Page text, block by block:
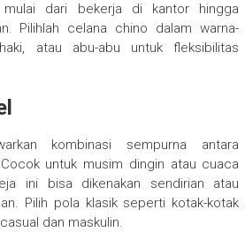
mulai dari bekerja di kantor hingga
Pilihlah celana chino dalam warna-
atau abu-abu untuk fleksibilitas
kombinasi sempurna antara
untuk musim dingin atau cuaca
ini bisa dikenakan sendirian atau
Pilih pola klasik seperti kotak-kotak
dan maskulin.